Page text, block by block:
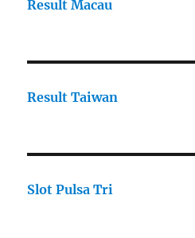
Result Macau
Result Taiwan
Slot Pulsa Tri